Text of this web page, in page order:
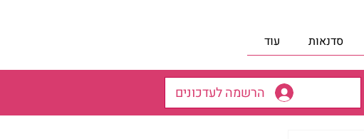
סדנאות עוד
הרשמה לעדכונים